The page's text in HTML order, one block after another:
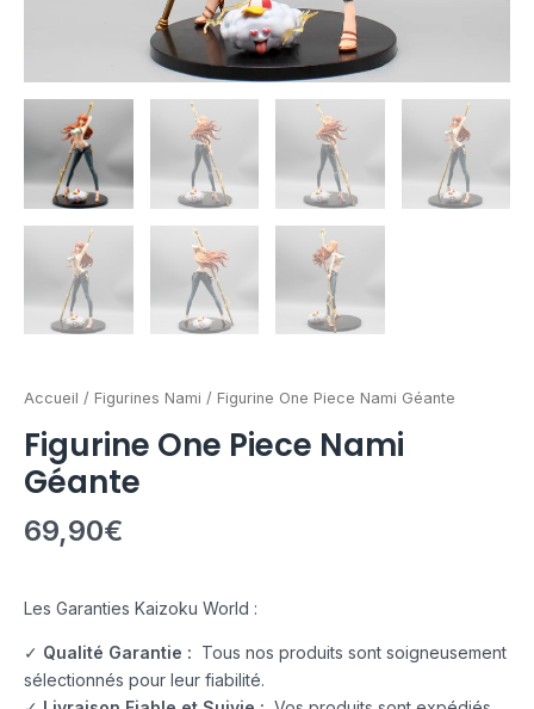
Accueil / Figurines Nami / Figurine One Piece Nami Géante
Figurine One Piece Nami
Géante
69,90€
Les Garanties Kaizoku World :
✓ Qualité Garantie : Tous nos produits sont soigneusement
sélectionnés pour leur fiabilité.